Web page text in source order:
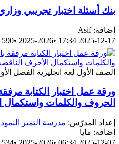
بنك أسئلة اختبار تجريبي وزاري
إضافة: Asif
2025-12-17 17:34
•
2025-2026
•
الصف الأول لغة انجليزية الفصل
ورقة عمل اختبار الكتابة
الحروف والكلمات واستكمال
إعداد المدرّس: مدرسة التميز
إضافة: مايا
2025-12-07 06:34
•
2025-2026
•